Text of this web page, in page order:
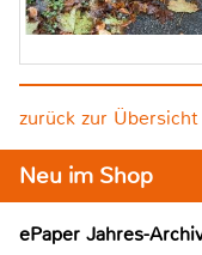
zurück zur Übersicht
Neu im Shop
ePaper Jahres-